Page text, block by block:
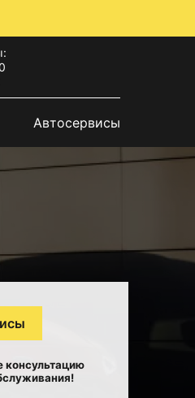
Автосервисы
консультацию